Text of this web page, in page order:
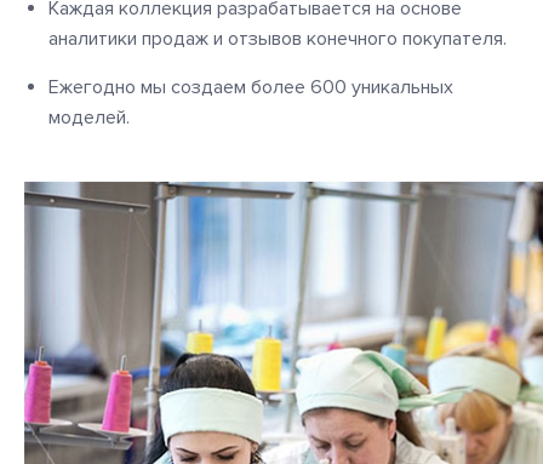
Каждая коллекция разрабатывается на основе
аналитики продаж и отзывов конечного покупателя.
Ежегодно мы создаем более 600 уникальных
моделей.